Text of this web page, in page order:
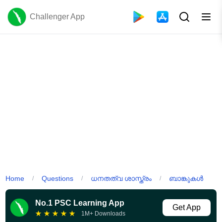
Challenger App
Home / Questions / ധനതത്വ ശാസ്ത്രം / ബാങ്കുകൾ
No.1 PSC Learning App
★ ★ ★ ★ ★ 1M+ Downloads
Get App